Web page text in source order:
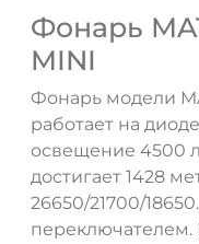
Фонарь
MINI
Фонарь модели
работает на
освещение 4500
достигает 1428
26650/21700/